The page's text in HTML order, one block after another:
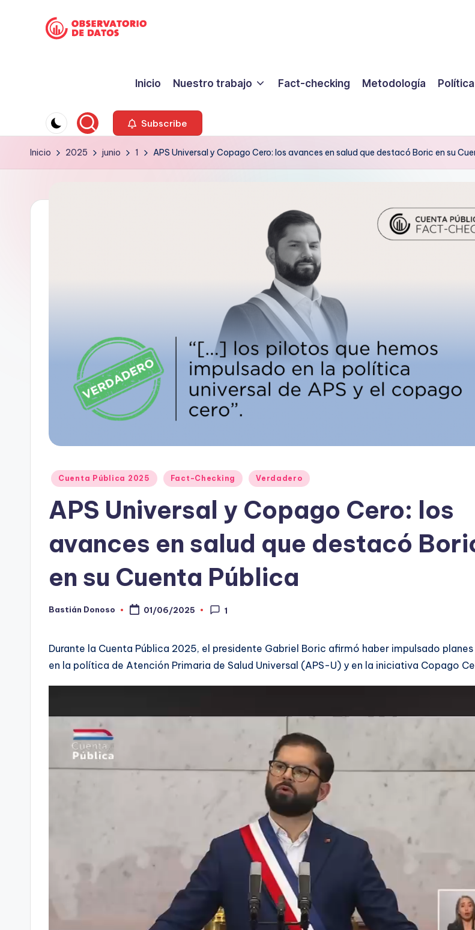
o
d
m
ki
facts
are
sacred"
-
Inicio Nuestro trabajo Fact-checking Metodología
Subscribe
Inicio 2025 junio 1 APS Universal y Copago Cero: los avances en salud que destacó Boric en su
Publicado
Cuenta Pública 2025 Fact-Checking Verdadero
APS Universal y Copago Cero: los
avances en salud que destacó
en su Cuenta Pública
Publicado
Bastián Donoso 01/06/2025 1
Durante la Cuenta Pública 2025, el presidente Gabriel Boric afirmó haber impulsado
en la política de Atención Primaria de Salud Universal (APS-U) y en la iniciativa Copago